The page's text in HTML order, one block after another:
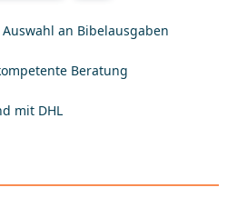
an Bibelausgaben
Beratung
mit DHL